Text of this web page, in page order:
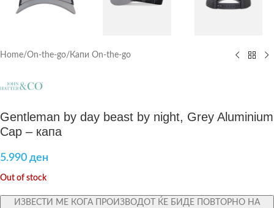
Home/On-the-go/ Капи On-the-go
Gentleman by day beast by night, Grey Aluminium
Cap – капа
5.990 ден
Out of stock
ИЗВЕСТИ МЕ КОГА ПРОИЗВОДОТ ЌЕ БИДЕ ПОВТОРНО НА